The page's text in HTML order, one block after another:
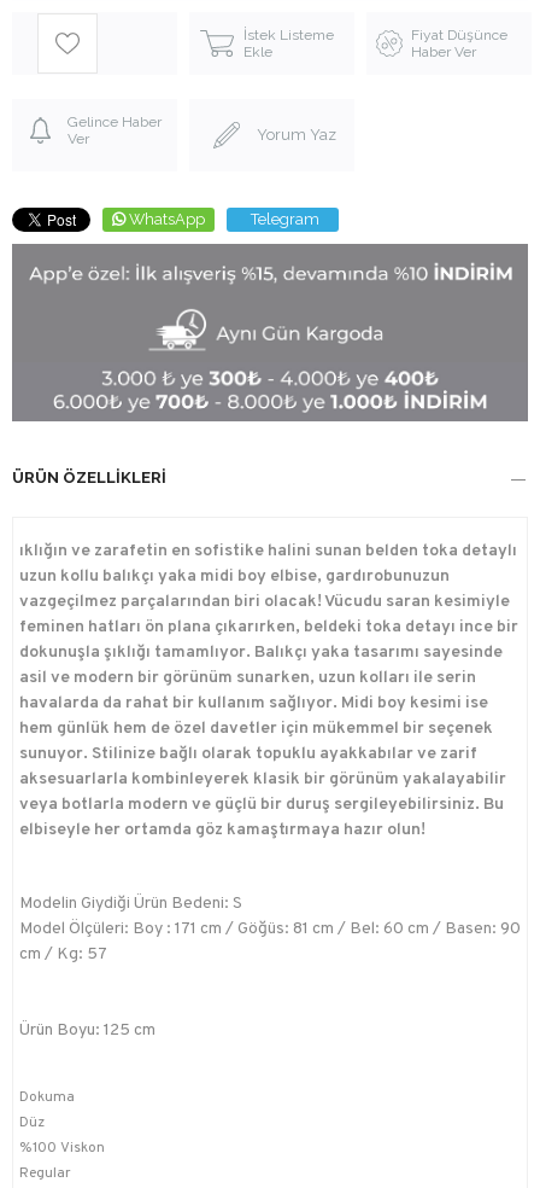
İstek Listeme
Ekle
Fiyat Düşünce
Haber Ver
Gelince Haber
Ver
Yorum Yaz
WhatsApp Telegram
ÜRÜN ÖZELLIKLERI
ıklığın ve zarafetin en sofistike halini sunan belden toka detaylı
uzun kollu balıkçı yaka midi boy elbise, gardırobunuzun
vazgeçilmez parçalarından biri olacak! Vücudu saran kesimiyle
feminen hatları ön plana çıkarırken, beldeki toka detayı ince bir
dokunuşla şıklığı tamamlıyor. Balıkçı yaka tasarımı sayesinde
asil ve modern bir görünüm sunarken, uzun kolları ile serin
havalarda da rahat bir kullanım sağlıyor. Midi boy kesimi ise
hem günlük hem de özel davetler için mükemmel bir seçenek
sunuyor. Stilinize bağlı olarak topuklu ayakkabılar ve zarif
aksesuarlarla kombinleyerek klasik bir görünüm yakalayabilir
veya botlarla modern ve güçlü bir duruş sergileyebilirsiniz. Bu
elbiseyle her ortamda göz kamaştırmaya hazır olun!
Modelin Giydiği Ürün Bedeni: S
Model Ölçüleri: Boy : 171 cm / Göğüs: 81 cm / Bel: 60 cm / Basen: 90
cm / Kg: 57
Ürün Boyu: 125 cm
Dokuma
Düz
%100 Viskon
Regular